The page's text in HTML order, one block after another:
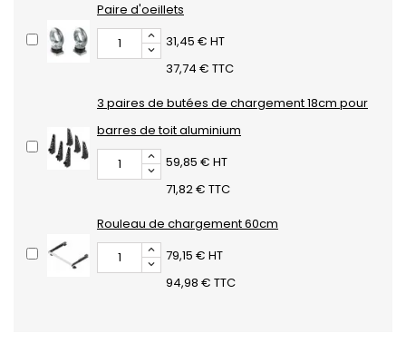
Paire d'oeillets
31,45 € HT
37,74 € TTC
3 paires de butées de chargement 18cm pour
barres de toit aluminium
59,85 € HT
71,82 € TTC
Rouleau de chargement 60cm
79,15 € HT
94,98 € TTC